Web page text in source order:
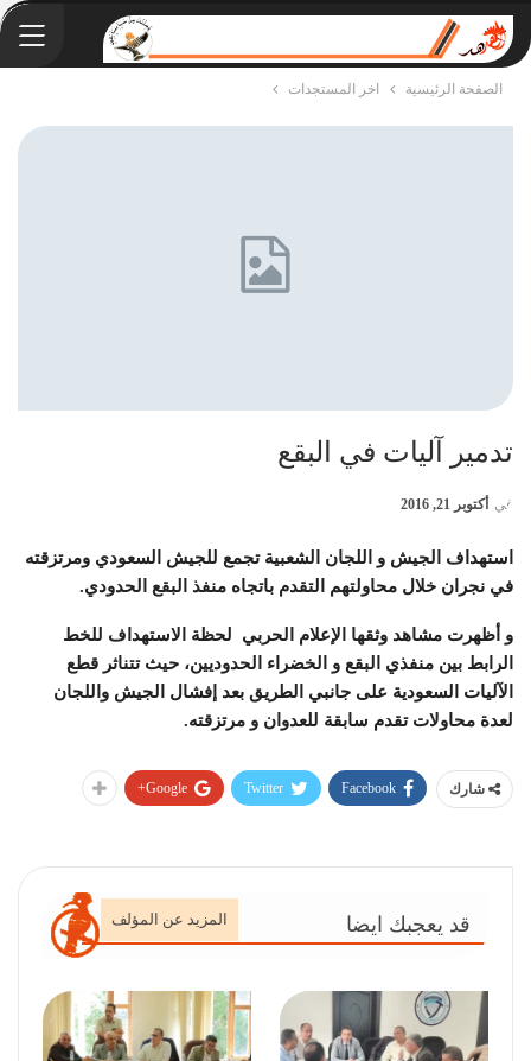
الصفحة الرئيسية اخر المستجدات
تدمير آليات في البقع
في أكتوبر 21, 2016
استهداف الجيش و اللجان الشعبية تجمع للجيش السعودي ومرتزقته
في نجران خلال محاولتهم التقدم باتجاه منفذ البقع الحدودي.
و أظهرت مشاهد وثقها الإعلام الحربي لحظة الاستهداف للخط
الرابط بين منفذي البقع و الخضراء الحدوديين، حيث تتناثر قطع
الآليات السعودية على جانبي الطريق بعد إفشال الجيش واللجان
لعدة محاولات تقدم سابقة للعدوان و مرتزقته.
شارك Facebook
Twitter
Google+
قد يعجبك ايضا المزيد عن المؤلف